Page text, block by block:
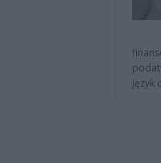
język